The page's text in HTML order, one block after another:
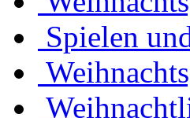
Spielen